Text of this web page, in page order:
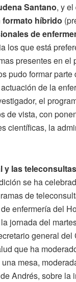
Santano, y
formato híbrido
de
los que está
presentes en el
pudo formar parte
de la
el
de vista, con
científicas, la
las
se ha
de
enfermería del
jornada del
general
que ha
mesa,
Andrés, sobre